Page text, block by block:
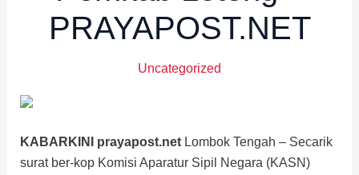
PRAYAPOST.NET
Uncategorized
KABARKINI prayapost.netLombok Tengah – Secarik
surat ber-kop Komisi Aparatur Sipil Negara (KASN)